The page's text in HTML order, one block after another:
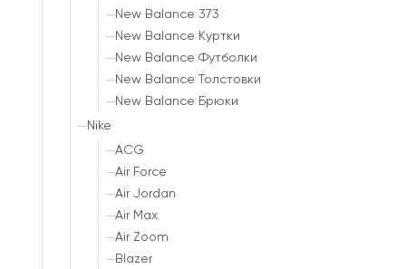
New Balance 373
New Balance Куртки
New Balance Футболки
New Balance Толстовки
New Balance Брюки
Nike
ACG
Air Force
Air Jordan
Air Max
Air Zoom
Blazer